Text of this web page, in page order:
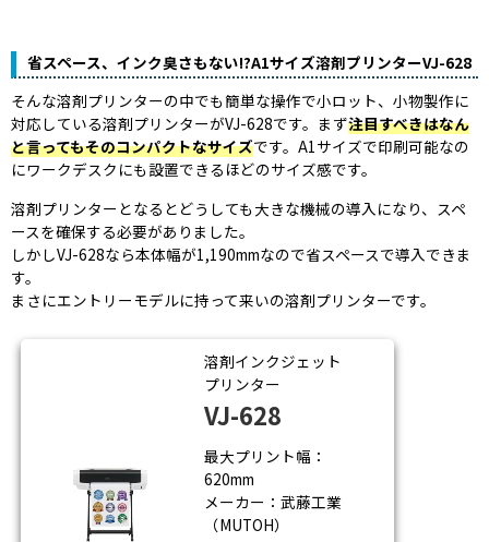
省スペース、インク臭さもない!?A1サイズ溶剤プリンターVJ-628
そんな溶剤プリンターの中でも簡単な操作で小ロット、小物製作に
対応している溶剤プリンターがVJ-628です。まず注目すべきはなん
と言ってもそのコンパクトなサイズです。A1サイズで印刷可能なの
にワークデスクにも設置できるほどのサイズ感です。
溶剤プリンターとなるとどうしても大きな機械の導入になり、スペ
ースを確保する必要がありました。
しかしVJ-628なら本体幅が1,190mmなので省スペースで導入できま
す。
まさにエントリーモデルに持って来いの溶剤プリンターです。
溶剤インクジェット
プリンター
VJ-628
最大プリント幅：
620mm
メーカー：武藤工業
（MUTOH）